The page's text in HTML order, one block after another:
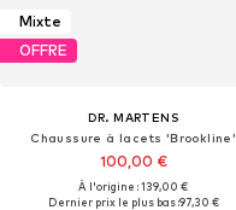
Mixte
OFFRE
DR. MARTENS
Chaussure à lacets 'Brookline'
100,00 €
À l'origine : 139,00 €
Dernier prix le plus bas :97,30 €